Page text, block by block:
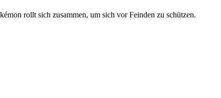
rollt sich zusammen, um sich vor Feinden zu schützen.